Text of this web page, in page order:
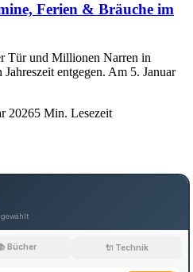
Ferien & Bräuche im
Tür und Millionen Narren in
entgegen. Am 5. Januar
20265 Min. Lesezeit
Bücher 🔌 Technik